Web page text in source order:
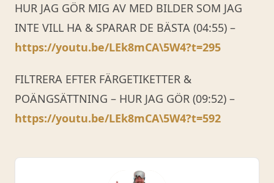
HUR JAG GÖR MIG AV MED BILDER SOM JAG
INTE VILL HA & SPARAR DE BÄSTA (04:55) –
https://youtu.be/LEk8mCA\5W4?t=295
FILTRERA EFTER FÄRGETIKETTER &
POÄNGSÄTTNING – HUR JAG GÖR (09:52) –
https://youtu.be/LEk8mCA\5W4?t=592